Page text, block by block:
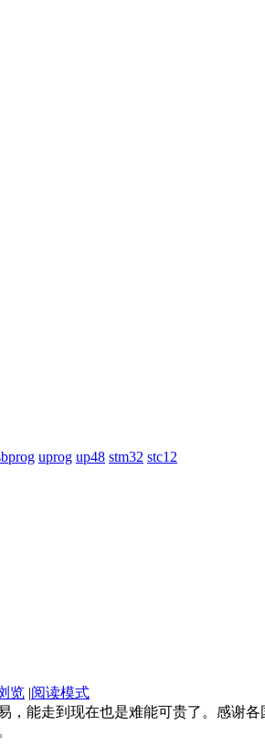
uprog up48 stm32 stc12
览 |阅读模式
，能走到现在也是难能可贵了。感谢